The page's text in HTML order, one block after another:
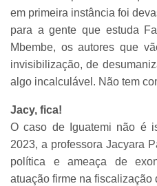
em primeira instância foi
para a gente que estuda
Mbembe, os autores que
invisibilização, de
algo incalculável. Não tem
Jacy, fica!
O caso de Iguatemi não é
2023, a professora Jacyara
política e ameaça de
atuação firme na fiscalização